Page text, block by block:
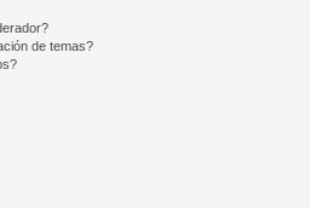
de temas?